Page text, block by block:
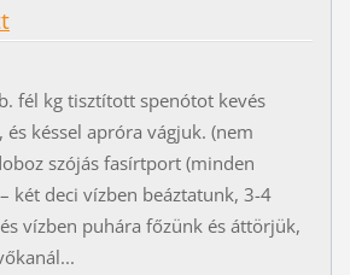
fél kg tisztított spenótot kevés
késsel apróra vágjuk. (nem
szójás fasírtport (minden
két deci vízben beáztatunk, 3-4
vízben puhára főzünk és áttörjük,